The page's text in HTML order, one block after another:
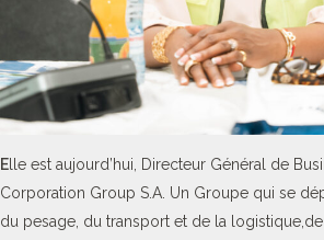
E lle est aujourd’hui, Directeur Général de
Corporation Group S.A. Un Groupe qui se
du pesage, du transport et de la logistique,de